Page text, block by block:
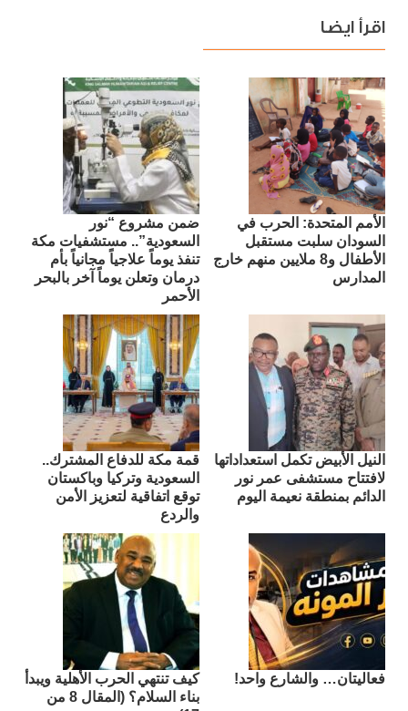
اقرأ ايضا
الأمم المتحدة: الحرب في
السودان سلبت مستقبل
الأطفال و8 ملايين منهم خارج
المدارس
ضمن مشروع “نور
السعودية”.. مستشفيات مكة
تنفذ يوماً علاجياً مجانياً بأم
درمان وتعلن يوماً آخر بالبحر
الأحمر
النيل الأبيض تكمل استعداداتها
لافتتاح مستشفى عمر نور
الدائم بمنطقة نعيمة اليوم
قمة مكة للدفاع المشترك..
السعودية وتركيا وباكستان
توقع اتفاقية لتعزيز الأمن
والردع
فعاليتان… والشارع واحد!
كيف تنتهي الحرب الأهلية ويبدأ
بناء السلام؟ (المقال 8 من